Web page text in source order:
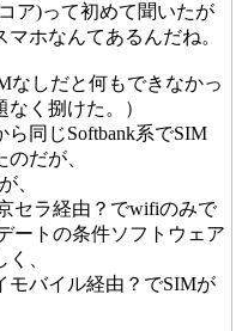
ア)って初めて聞いたが
ホなんてあるんだね。
なしだと何もできなかっ
く捌けた。）
同じSoftbank系でSIM
だが、
、
セラ経由？でwifiのみで
ートの条件ソフトウェア
、
モバイル経由？でSIMが